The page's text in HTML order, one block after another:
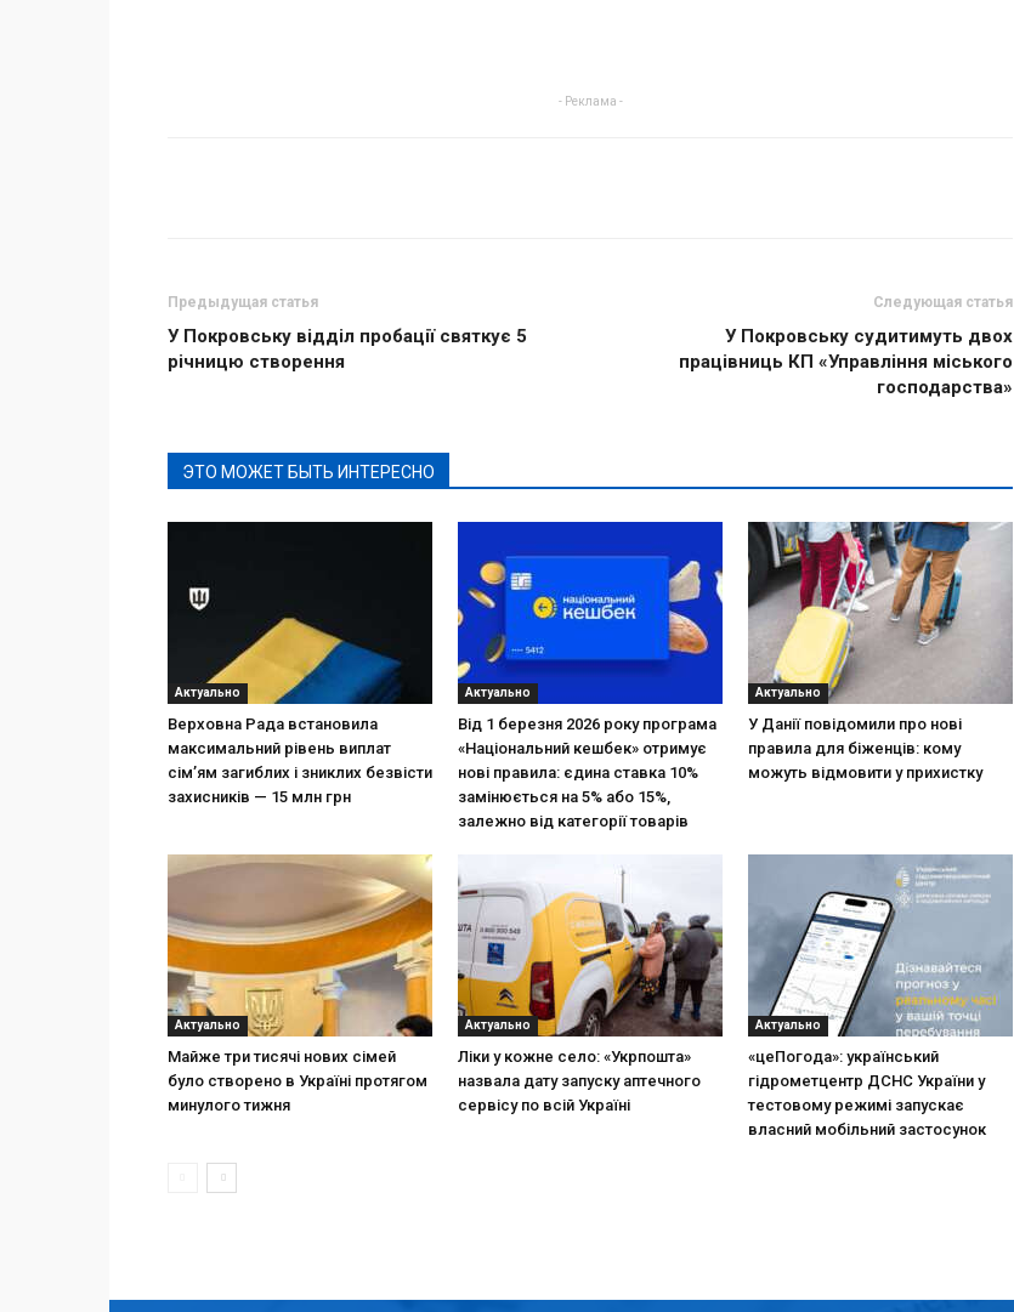
- Реклама -
Предыдущая статья
У Покровську відділ пробації святкує 5
річницю створення
Следующая статья
У Покровську судитимуть двох
працівниць КП «Управління міського
господарства»
ЭТО МОЖЕТ БЫТЬ ИНТЕРЕСНО
Актуально
Верховна Рада встановила
максимальний рівень виплат
сім’ям загиблих і зниклих безвісти
захисників — 15 млн грн
Актуально
Від 1 березня 2026 року програма
«Національний кешбек» отримує
нові правила: єдина ставка 10%
замінюється на 5% або 15%,
залежно від категорії товарів
Актуально
У Данії повідомили про нові
правила для біженців: кому
можуть відмовити у прихистку
Актуально
Майже три тисячі нових сімей
було створено в Україні протягом
минулого тижня
Актуально
Ліки у кожне село: «Укрпошта»
назвала дату запуску аптечного
сервісу по всій Україні
Актуально
«цеПогода»: український
гідрометцентр ДСНС України у
тестовому режимі запускає
власний мобільний застосунок